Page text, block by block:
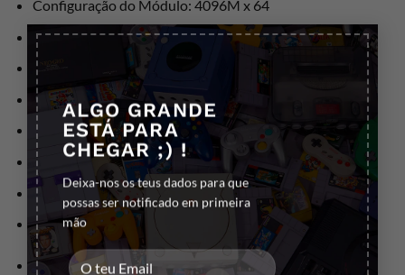
ALGO GRANDE
ESTÁ PARA
CHEGAR ;) !
Deixa-nos os teus dados para que
possas ser notificado em primeira
mão
×
Configuração do Módulo: 4096M x 64
Componente para: PC/server
Fator de forma de Memória: 288-pin DIMM
Canais de Memória: Dual-channel
Intel Extreme Memory Profile (XMP): Sim
Tipo de Refrigeração: Dissipador de Calor
Voltagem de Memória: 1.25V
Classificação da Memória: 1
Pesos e dimensões